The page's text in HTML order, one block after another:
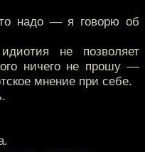
надо — я говорю об
не позволяет
ничего не прошу —
мнение при себе.